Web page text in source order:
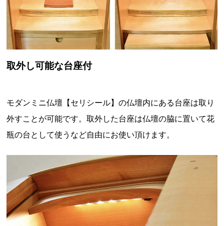
取外し可能な台座付
モダンミニ仏壇【セリシール】の仏壇内にある台座は取り
外すことが可能です。取外した台座は仏壇の脇に置いて花
瓶の台として使うなど自由にお使い頂けます。